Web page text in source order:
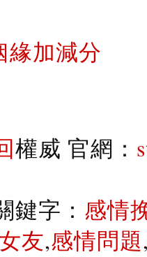
緣加減分
權威 官網：
鍵字： 感情
友,感情問題